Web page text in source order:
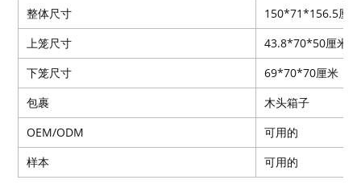
整体尺寸
150*71*156.5厘米
上笼尺寸
43.8*70*50厘米
下笼尺寸
69*70*70厘米
包裹
木头箱子
OEM/ODM
可用的
样本
可用的